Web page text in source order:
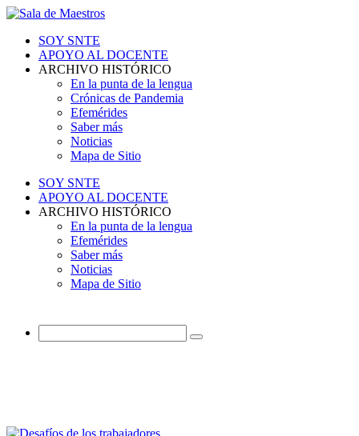
SOY SNTE
APOYO AL DOCENTE
ARCHIVO HISTÓRICO
En la punta de la lengua
Crónicas de Pandemia
Efemérides
Saber más
Noticias
Mapa de Sitio
SOY SNTE
APOYO AL DOCENTE
ARCHIVO HISTÓRICO
En la punta de la lengua
Efemérides
Saber más
Noticias
Mapa de Sitio